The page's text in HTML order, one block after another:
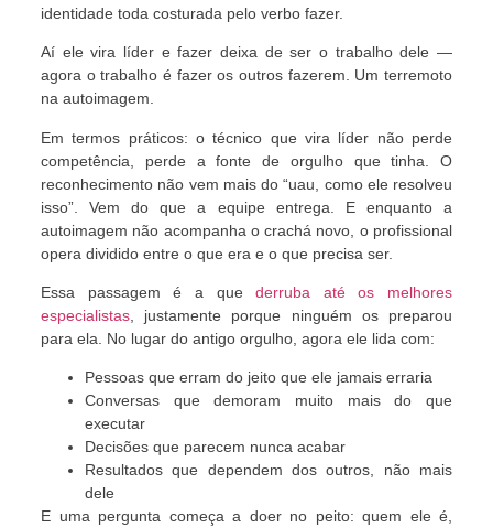
identidade toda costurada pelo verbo fazer.
Aí ele vira líder e fazer deixa de ser o trabalho dele —
agora o trabalho é fazer os outros fazerem. Um terremoto
na autoimagem.
Em termos práticos: o técnico que vira líder não perde
competência, perde a fonte de orgulho que tinha. O
reconhecimento não vem mais do “uau, como ele resolveu
isso”. Vem do que a equipe entrega. E enquanto a
autoimagem não acompanha o crachá novo, o profissional
opera dividido entre o que era e o que precisa ser.
Essa passagem é a quederruba até os melhores
especialistas , justamente porque ninguém os preparou
para ela. No lugar do antigo orgulho, agora ele lida com:
Pessoas que erram do jeito que ele jamais erraria
Conversas que demoram muito mais do que
executar
Decisões que parecem nunca acabar
Resultados que dependem dos outros, não mais
dele
E uma pergunta começa a doer no peito: quem ele é,